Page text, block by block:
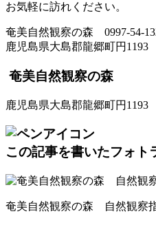
お気軽に訪れください。
奄美自然観察の森 0997-54-
鹿児島県大島郡龍郷町円1193
奄美自然観察の森
鹿児島県大島郡龍郷町円1193
この記事を書いたフォト
奄美自然観察の森 自然観